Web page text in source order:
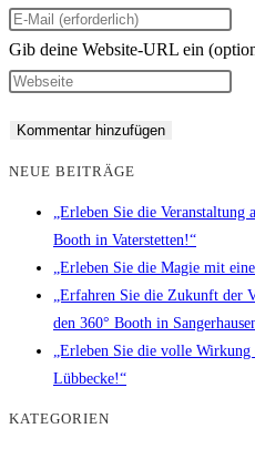
Gib deine Website-URL ein
NEUE BEITRÄGE
„Erleben Sie die
Booth in Vaterstetten!“
„Erleben Sie die Magie mit
„Erfahren Sie die Zukunft der
den 360° Booth in
„Erleben Sie die volle
Lübbecke!“
KATEGORIEN